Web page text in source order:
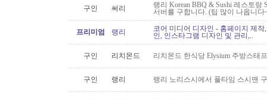
구인 써리
랭리 Korean BBQ & Sushi 레스토
서버를 구합니다. (팁 많이 나옵니다
프리미엄 랭리
코어 미디어 디자인 - 홈페이지 제
인, 인스타그램 디자인 및 관리,..
구인 리치몬드 리치몬드 한식당 Elysium 주방스태
구인 랭리 랭리 노리스시에서 풀타임 스시맨